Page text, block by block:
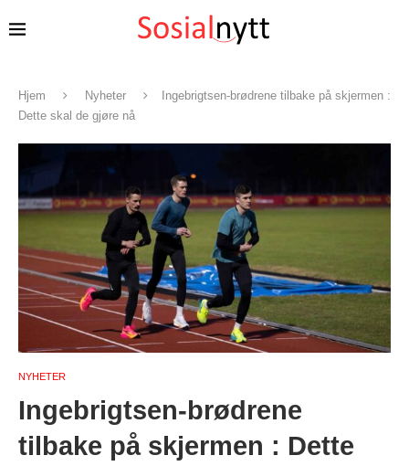
Hjem Nyheter
Ingebrigtsen-brødrene tilbake på skjermen :
Dette skal de gjøre nå
NYHETER
Ingebrigtsen-brødrene
tilbake på skjermen : Dette